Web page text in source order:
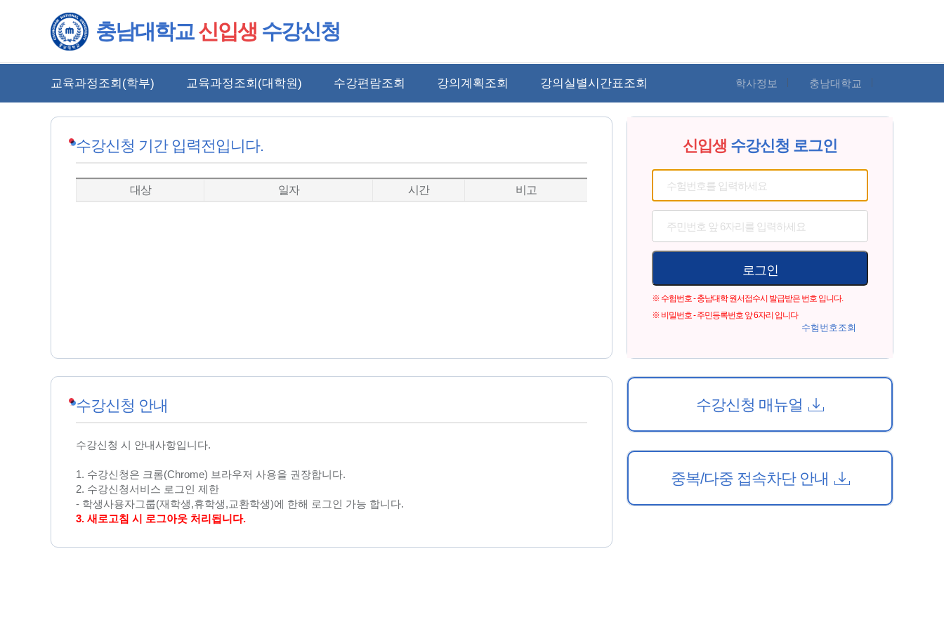
충남대학교신입생 수강신청
교육과정조회(학부) 교육과정조회(대학원) 수강편람조회 강의계획조회 강의실별시간표조회 학사정보 충남대학교
신입생 수강신청 로그인
로그인
※ 수험번호 - 충남대학 원서접수시 발급받은 번호 입니다.
※ 비밀번호 - 주민등록번호 앞 6자리 입니다
수험번호조회
수강신청 기간 입력전입니다.
대상 일자 시간 비고
수강신청 안내
수강신청 시 안내사항입니다.
1. 수강신청은 크롬(Chrome) 브라우저 사용을 권장합니다.
2. 수강신청서비스 로그인 제한
- 학생사용자그룹(재학생,휴학생,교환학생)에 한해 로그인 가능 합니다.
3. 새로고침 시 로그아웃 처리됩니다.
수강신청 매뉴얼
중복/다중 접속차단 안내